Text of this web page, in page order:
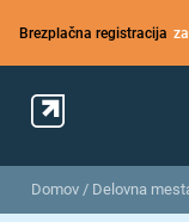
Brezplačna registracija
Domov / Delovna